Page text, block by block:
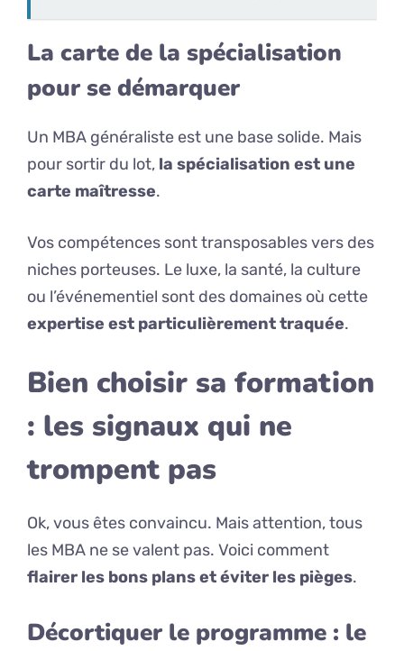
La carte de la spécialisation
pour se démarquer
Un MBA généraliste est une base solide. Mais
pour sortir du lot, la spécialisation est une
carte maîtresse.
Vos compétences sont transposables vers des
niches porteuses. Le luxe, la santé, la culture
ou l’événementiel sont des domaines où cette
expertise est particulièrement traquée.
Bien choisir sa formation
: les signaux qui ne
trompent pas
Ok, vous êtes convaincu. Mais attention, tous
les MBA ne se valent pas. Voici comment
flairer les bons plans et éviter les pièges.
Décortiquer le programme : le